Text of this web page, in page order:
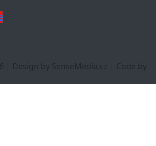
| Design by SenseMedia.cz | Code by